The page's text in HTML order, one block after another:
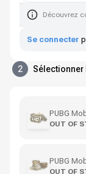
Découvrez
Se connecter
2 Sélectionner
PUBG
OUT OF
PUBG
OUT OF